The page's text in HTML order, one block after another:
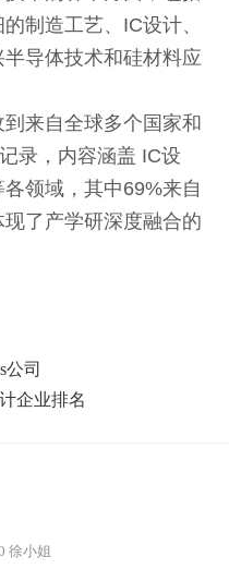
制造工艺、 IC设计、
导体技术和硅材料应
来自全球多个国家和
录，内容涵盖 IC设
领域，其中69%来自
了产学研深度融合的
公司
企业排名
徐小姐